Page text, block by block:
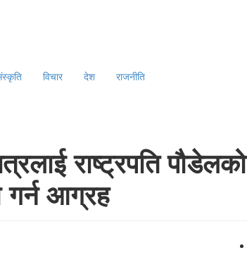
विचार देश राजनीति
राष्ट्रपति पौडेलको
गर्न आग्रह